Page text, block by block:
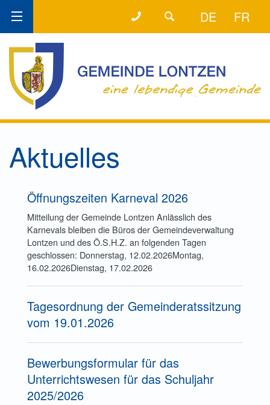
FR
DE
DER DIREKTE DRAHT! +32 (0) 87 89 80 58
Aktuelles
Öffnungszeiten Karneval 2026
Mitteilung der Gemeinde Lontzen Anlässlich des
Karnevals bleiben die Büros der Gemeindeverwaltung
Lontzen und des Ö.S.H.Z. an folgenden Tagen
geschlossen: Donnerstag, 12.02.2026Montag,
16.02.2026Dienstag, 17.02.2026
Tagesordnung der Gemeinderatssitzung
vom 19.01.2026
Bewerbungsformular für das
Unterrichtswesen für das Schuljahr
2025/2026